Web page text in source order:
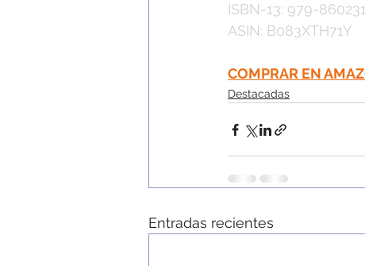
ISBN-13: 979-
ASIN: B083XTH71Y
COMPRAR EN
Destacadas
Entradas recientes